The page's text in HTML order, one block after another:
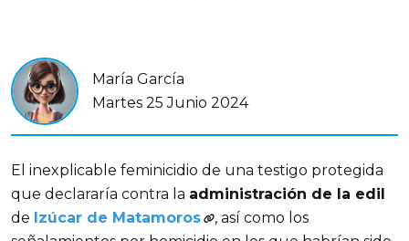
María García
Martes 25 Junio 2024
El inexplicable feminicidio de una testigo protegida
que declararía contra la
de Izúcar de Matamoros
, así como los